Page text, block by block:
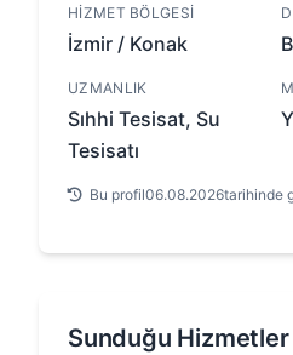
HIZMET BÖLGESI
İzmir / Konak
UZMANLIK
Sıhhi Tesisat, Su
Tesisatı
Bu profil06.08.2026tarihinde
Sunduğu Hizmetler